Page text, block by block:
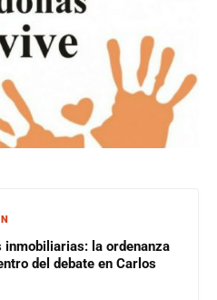
inmobiliarias: la ordenanza
del debate en Carlos